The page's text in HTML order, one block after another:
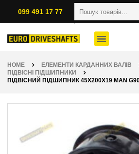
099 491 17 77
HOME
ЕЛЕМЕНТИ КАРДАННИХ ВАЛІВ
ПІДВІСНІ ПІДШИПНИКИ
ПІДВІСНИЙ ПІДШИПНИК 45X200X19 MAN